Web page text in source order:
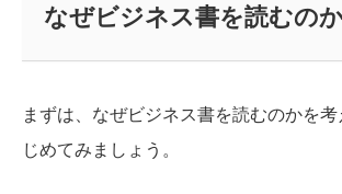
なぜビジネス書を読むの
まずは、なぜビジネス書を読むのかを
じめてみましょう。